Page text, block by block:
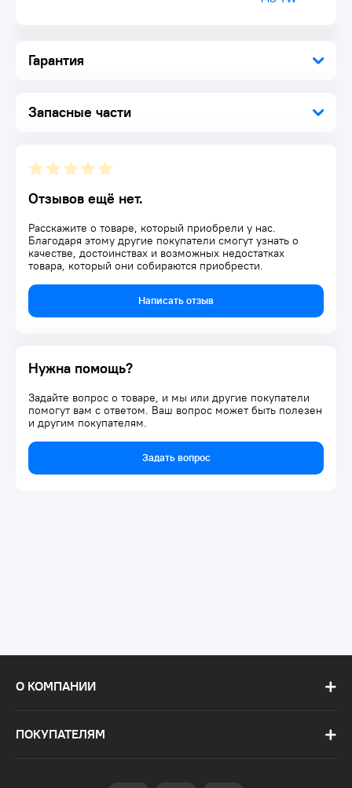
Гарантия
Запасные части
Отзывов ещё нет.
Расскажите о товаре, который приобрели у нас.
Благодаря этому другие покупатели смогут узнать о
качестве, достоинствах и возможных недостатках
товара, который они собираются приобрести.
Написать отзыв
Нужна помощь?
Задайте вопрос о товаре, и мы или другие покупатели
помогут вам с ответом. Ваш вопрос может быть полезен
и другим покупателям.
Задать вопрос
О КОМПАНИИ
ПОКУПАТЕЛЯМ